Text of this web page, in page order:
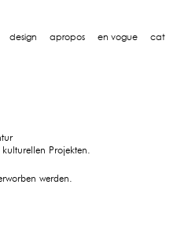
design apropos en vogue cat
Projekten.
werden.